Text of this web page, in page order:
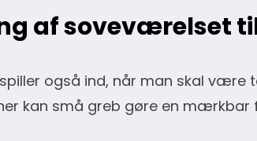
af soveværelset
også ind, når man skal være
kan små greb gøre en mærkbar